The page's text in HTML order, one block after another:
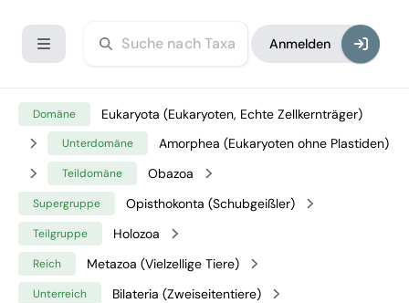
Anmelden
Domäne Eukaryota (Eukaryoten, Echte Zellkernträger)
Unterdomäne Amorphea (Eukaryoten ohne Plastiden)
Teildomäne Obazoa
Supergruppe Opisthokonta (Schubgeißler)
Teilgruppe Holozoa
Reich Metazoa (Vielzellige Tiere)
Unterreich Bilateria (Zweiseitentiere)